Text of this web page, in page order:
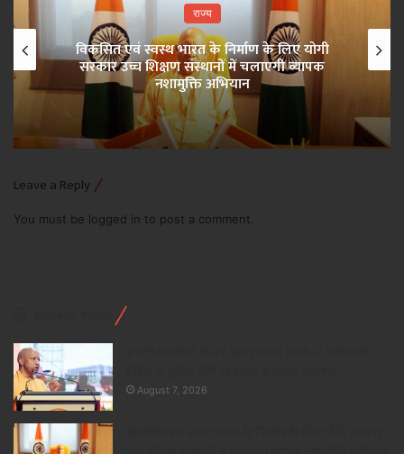
राज्य
विकसित एवं स्वस्थ भारत के निर्माण के लिए योगी
सरकार उच्च शिक्षण संस्थानों में चलाएगी व्यापक
नशामुक्ति अभियान
Leave a Reply
You must be logged in to post a comment.
August 7, 2026